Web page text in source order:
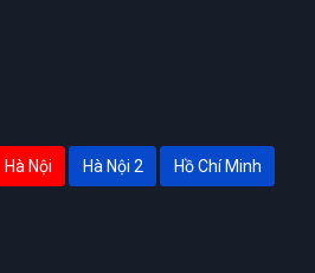
Hà Nội Hà Nội 2 Hồ Chí Minh